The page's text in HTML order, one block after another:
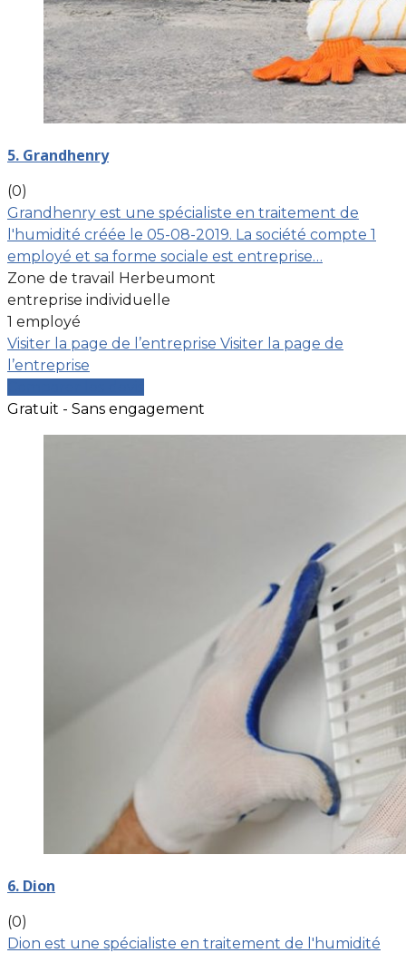
5. Grandhenry
(0)
Grandhenry est une spécialiste en traitement de
l'humidité créée le 05-08-2019. La société compte 1
employé et sa forme sociale est entreprise…
Zone de travail Herbeumont
entreprise individuelle
1 employé
Visiter la page de l’entreprise Visiter la page de
l’entreprise
Gratuit - Sans engagement
6. Dion
(0)
Dion est une spécialiste en traitement de l'humidité